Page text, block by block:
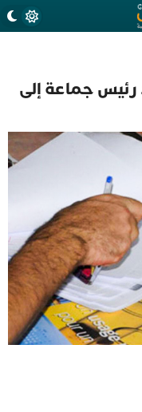
رئيس جماعة إلى